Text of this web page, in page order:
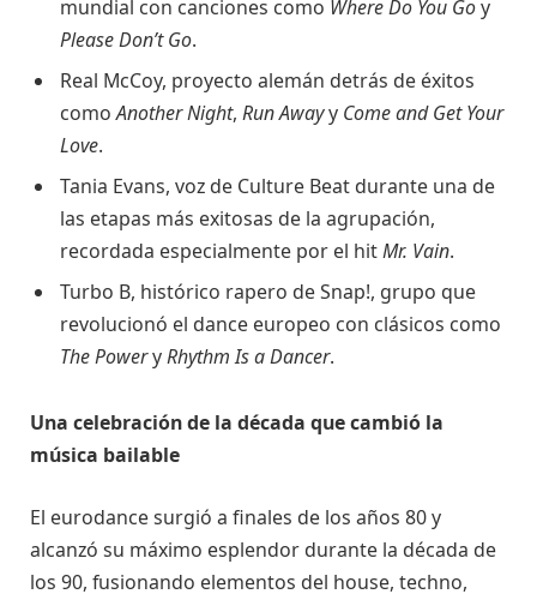
mundial con canciones como Where Do You Goy
Please Don’t Go.
Real McCoy, proyecto alemán detrás de éxitos
comoAnother Night, Run Awayy Come and Get Your
Love.
Tania Evans, voz de Culture Beat durante una de
las etapas más exitosas de la agrupación,
recordada especialmente por el hitMr. Vain.
Turbo B, histórico rapero de Snap!, grupo que
revolucionó el dance europeo con clásicos como
The PoweryRhythm Is a Dancer.
Una celebración de la década que cambió la
música bailable
El eurodance surgió a finales de los años 80 y
alcanzó su máximo esplendor durante la década de
los 90, fusionando elementos del house, techno,